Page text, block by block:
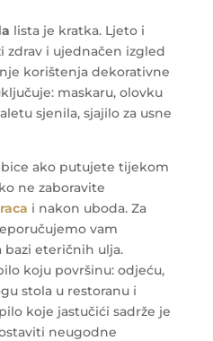
lista je kratka. Ljeto i
zdrav i ujednačen izgled
korištenja dekorativne
maskaru, olovku
sjenila, sjajilo za usne
ako putujete tijekom
ne zaboravite
i nakon uboda. Za
vam
bazi eteričnih ulja.
koju površinu: odjeću,
stola u restoranu i
koje jastučići sadrže je
neugodne